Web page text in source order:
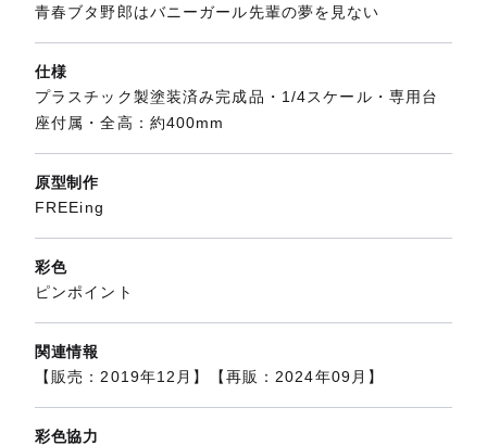
青春ブタ野郎はバニーガール先輩の夢を見ない
仕様
プラスチック製塗装済み完成品・1/4スケール・専用台
座付属・全高：約400mm
原型制作
FREEing
彩色
ピンポイント
関連情報
【販売：2019年12月】【再販：2024年09月】
彩色協力